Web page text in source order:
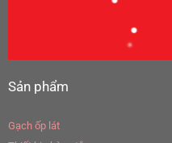
Sản phẩm
Gạch ốp lát